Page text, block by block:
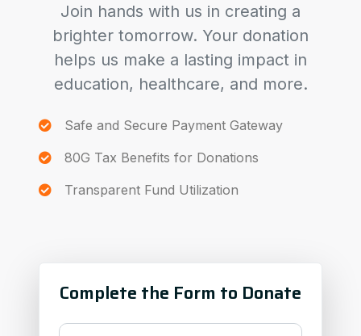
Join hands with us in creating a
brighter tomorrow. Your donation
helps us make a lasting impact in
education, healthcare, and more.
Safe and Secure Payment Gateway
80G Tax Benefits for Donations
Transparent Fund Utilization
Complete the Form to Donate